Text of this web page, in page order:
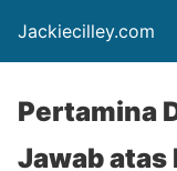
Jackiecilley.com
Pertamina
Jawab atas